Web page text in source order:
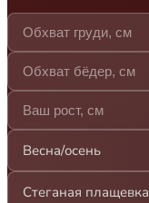
Весна/осень
Стеганая плащевка